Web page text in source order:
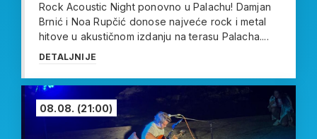
Rock Acoustic Night ponovno u Palachu! Damjan
Brnić i Noa Rupčić donose najveće rock i metal
hitove u akustičnom izdanju na terasu Palacha....
DETALJNIJE
08.08. (21:00)